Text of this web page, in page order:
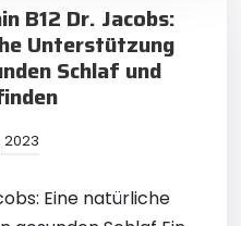
B12 Dr. Jacobs:
Unterstützung
Schlaf und
2023
Eine natürliche